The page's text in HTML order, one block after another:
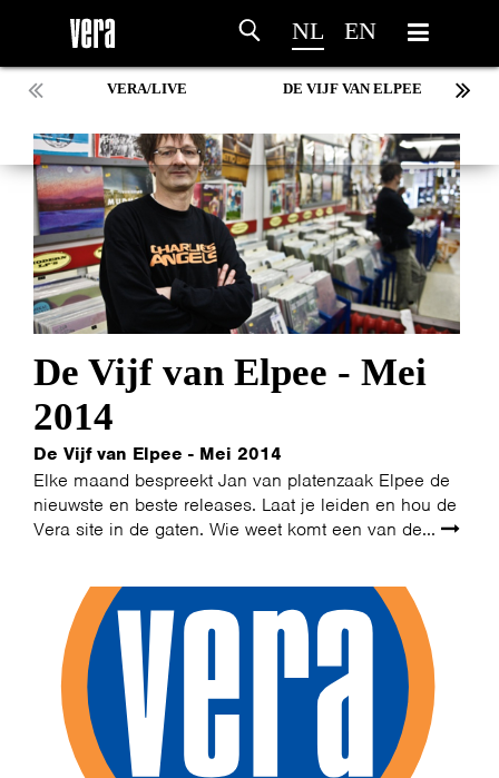
NL EN
VERA/LIVE DE VIJF VAN ELPEE
De Vijf van Elpee - Mei
2014
De Vijf van Elpee - Mei 2014
Elke maand bespreekt Jan van platenzaak Elpee de
nieuwste en beste releases. Laat je leiden en hou de
Vera site in de gaten. Wie weet komt een van de...